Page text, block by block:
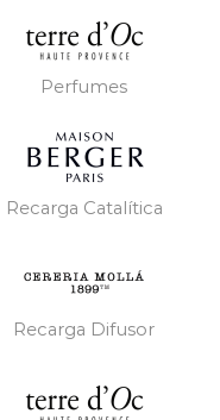
Perfumes
Recarga Catalítica
Recarga Difusor